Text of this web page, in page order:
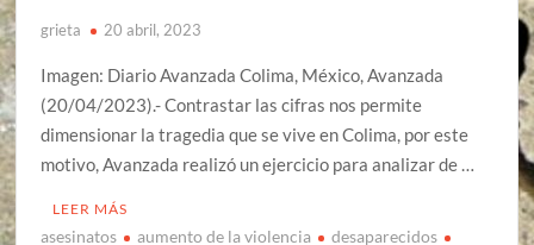
grieta 20 abril, 2023
Imagen: Diario Avanzada Colima, México, Avanzada
(20/04/2023).- Contrastar las cifras nos permite
dimensionar la tragedia que se vive en Colima, por este
motivo, Avanzada realizó un ejercicio para analizar de …
LEER MÁS
asesinatos aumento de la violencia
desaparecidos